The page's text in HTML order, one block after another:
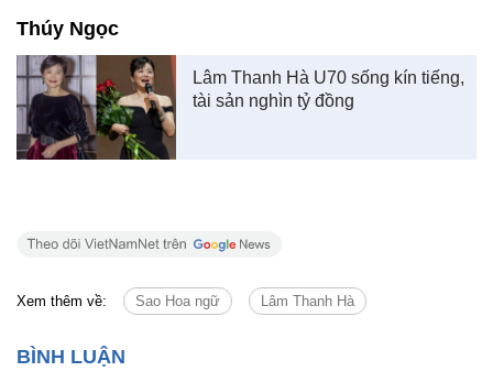
Thúy Ngọc
Lâm Thanh Hà U70 sống kín tiếng,
tài sản nghìn tỷ đồng
Xem thêm về: Sao Hoa ngữ Lâm Thanh Hà